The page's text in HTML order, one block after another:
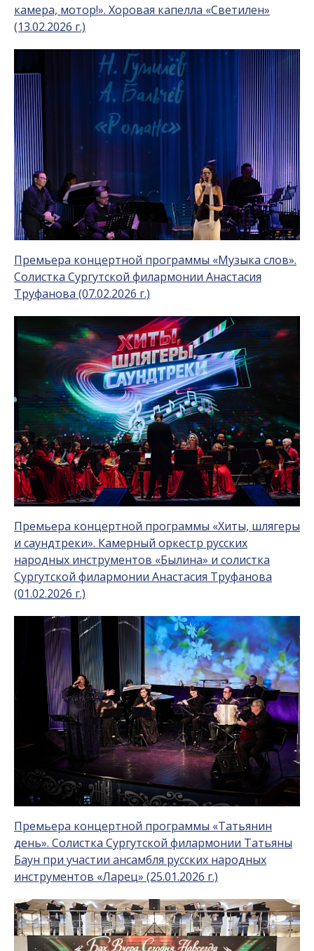
камера, мотор!». Хоровая капелла «Светилен»
(13.02.2026 г.)
Премьера концертной программы «Музыка слов».
Солистка Сургутской филармонии Анастасия
Труфанова (07.02.2026 г.)
Премьера концертной программы «Хиты, шлягеры
и саундтреки». Камерный оркестр русских
народных инструментов «Былина» и солистка
Сургутской филармонии Анастасия Труфанова
(01.02.2026 г.)
Премьера концертной программы «Татьянин
день». Солистка Сургутской филармонии Татьяны
Баун при участии ансамбля русских народных
инструментов «Ларец» (25.01.2026 г.)